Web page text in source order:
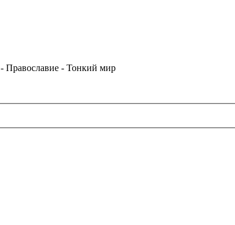
Православие - Тонкий мир